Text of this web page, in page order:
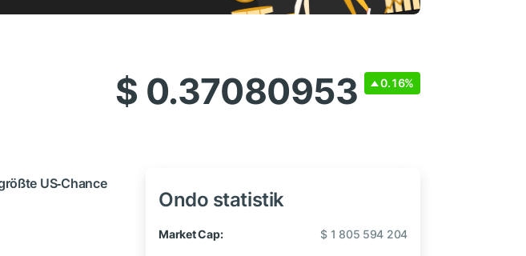
$ 0.37080953 0.16%
US‑Chance
Ondo statistik
Market Cap: $ 1 805 594 204